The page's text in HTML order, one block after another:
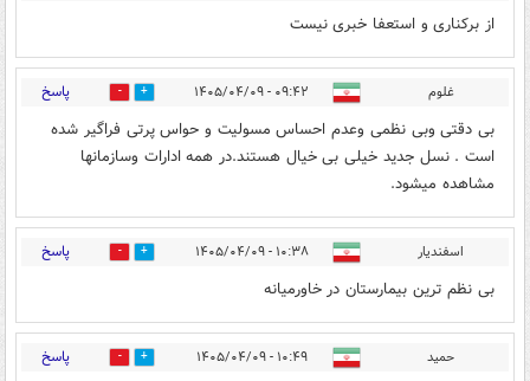
از برکناری و استعفا خبری نیست
غلوم ۰۹:۴۲ - ۱۴۰۵/۰۴/۰۹ 7 پاسخ
بی دقتی وبی نظمی وعدم احساس مسولیت و حواس پرتی فراگیر شده
است . نسل جدید خیلی بی خیال هستند.در همه ادارات وسازمانها
مشاهده میشود.
اسفندیار ۱۰:۳۸ - ۱۴۰۵/۰۴/۰۹ 3 پاسخ
بی نظم ترین بیمارستان در خاورمیانه
حمید ۱۰:۴۹ - ۱۴۰۵/۰۴/۰۹ 43 پاسخ